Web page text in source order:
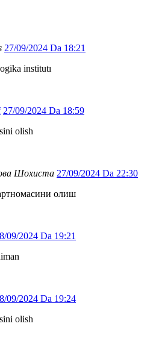
27/09/2024 Da 18:21
institutı
27/09/2024 Da 18:59
olish
Шохиста 27/09/2024 Da 22:30
олиш
09/2024 Da 19:21
09/2024 Da 19:24
olish